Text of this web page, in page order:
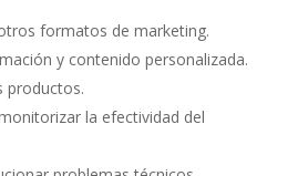
formatos de marketing.
y contenido personalizada.
productos.
la efectividad del